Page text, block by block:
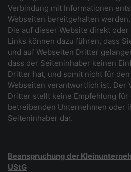
Verbindung mit Informationen
Webseiten bereitgehalten werden.
Die auf dieser Website direkt
Links können dazu führen, dass
und auf Webseiten Dritter
dass der Seiteninhaber keinen
Dritter hat, und somit nicht für
Webseiten verantwortlich ist. Der
Dritter stellt keine Empfehlung für
betreibenden Unternehmen oder
Seiteninhaber dar.
Beanspruchung der
UStG